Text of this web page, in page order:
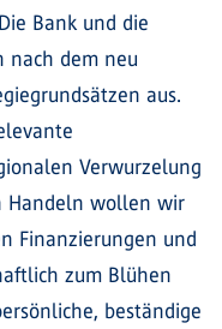
Bank und die
nach dem neu
aus.
Verwurzelung
Handeln wollen wir
Finanzierungen und
zum Blühen
beständige